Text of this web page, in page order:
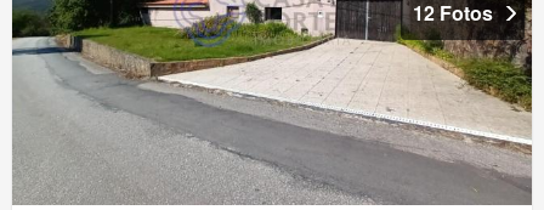
12 Fotos